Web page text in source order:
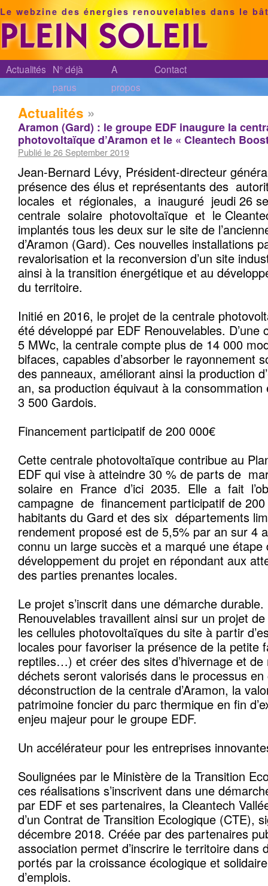
Le webzine des énergies renouvelables dans le
Actualités N° déjà
parus
A
propos
Contact
Actualités »
Aramon (Gard) : le groupe EDF inaugure la
photovoltaïque d’Aramon et le « Cleantech
Publié le 26 September 2019
Jean-Bernard Lévy, Président-directeur
présence des élus et représentants des
locales et régionales, a inauguré jeudi 26
centrale solaire photovoltaïque et le
implantés tous les deux sur le site de
d’Aramon (Gard). Ces nouvelles installations
revalorisation et la reconversion d’un site
ainsi à la transition énergétique et au
du territoire.
Initié en 2016, le projet de la centrale
été développé par EDF Renouvelables. D’une
5 MWc, la centrale compte plus de 14 000
bifaces, capables d’absorber le rayonnement
des panneaux, améliorant ainsi la production
an, sa production équivaut à la
3 500 Gardois.
Financement participatif de 200 000€
Cette centrale photovoltaïque contribue au
EDF qui vise à atteindre 30 % de parts de
solaire en France d’ici 2035. Elle a fait
campagne de financement participatif de
habitants du Gard et des six départements
rendement proposé est de 5,5% par an sur 4
connu un large succès et a marqué une étape
développement du projet en répondant aux
des parties prenantes locales.
Le projet s’inscrit dans une démarche
Renouvelables travaillent ainsi sur un projet
les cellules photovoltaïques du site à partir
locales pour favoriser la présence de la petite
reptiles…) et créer des sites d’hivernage et
déchets seront valorisés dans le processus
déconstruction de la centrale d’Aramon, la
patrimoine foncier du parc thermique en fin
enjeu majeur pour le groupe EDF.
Un accélérateur pour les entreprises
Soulignées par le Ministère de la Transition
ces réalisations s’inscrivent dans une
par EDF et ses partenaires, la Cleantech
d’un Contrat de Transition Ecologique (CTE),
décembre 2018. Créée par des partenaires
association permet d’inscrire le territoire dans
portés par la croissance écologique et
d’emplois.